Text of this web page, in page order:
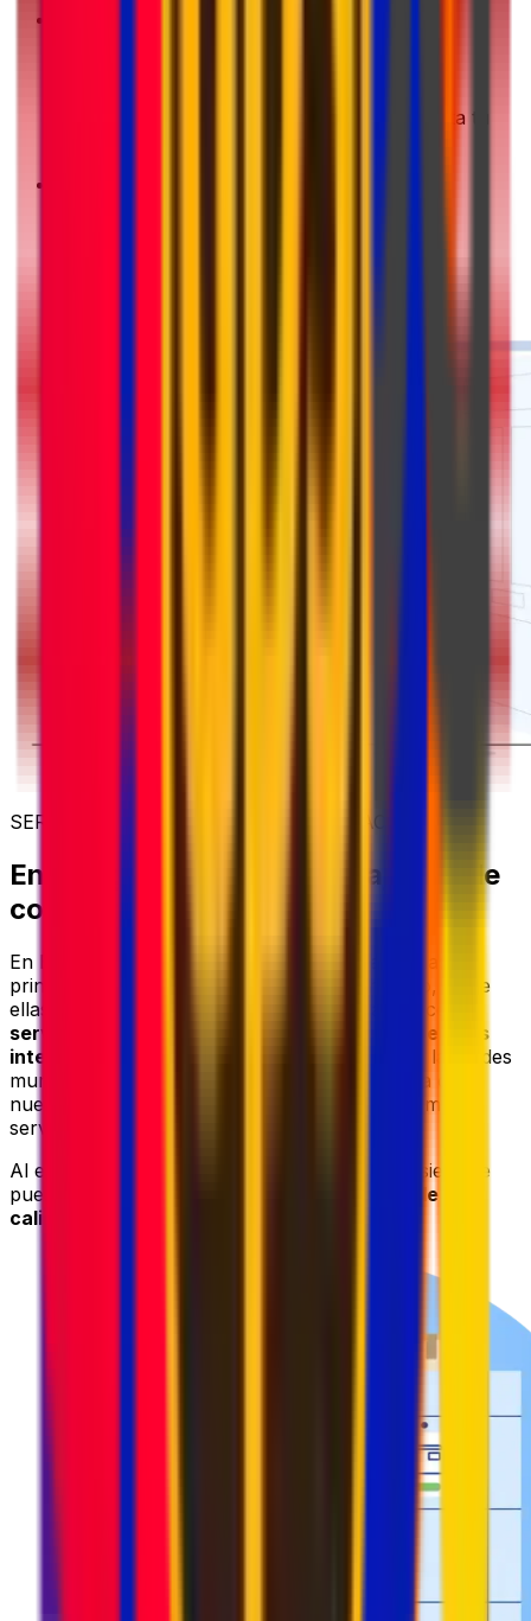
Elige tu opción de envío preferida y completa tu
SERVICIOS DE MENSAJERÍA INTERNACIONAL
Envíos globales con mensajerías de
confianza
En Eurosender, colaboramos con algunas de las
principales empresas de mensajería del mundo, entre
ellas
, para ofrecer
servicios fiables de recogida de paquetes y envíos
internacionales
. Al combinar la experiencia y las redes
mundiales de estos transportistas de confianza con
nuestra avanzada plataforma logística, ofrecemos
servicios
Al enviar tu paquete a India con Eurosender, siempre
puedes contar con
servicios de mensajería de alta
calidad a precios competitivos